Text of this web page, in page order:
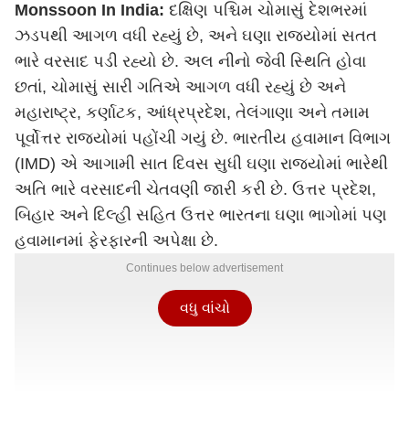
Monssoon In India: દક્ષિણ પશ્ચિમ ચોમાસું દેશભરમાં
ઝડપથી આગળ વધી રહ્યું છે, અને ઘણા રાજ્યોમાં સતત
ભારે વરસાદ પડી રહ્યો છે. અલ ​​નીનો જેવી સ્થિતિ હોવા
છતાં, ચોમાસું સારી ગતિએ આગળ વધી રહ્યું છે અને
મહારાષ્ટ્ર, કર્ણાટક, આંધ્રપ્રદેશ, તેલંગાણા અને તમામ
પૂર્વોત્તર રાજ્યોમાં પહોંચી ગયું છે. ભારતીય હવામાન વિભાગ
(IMD) એ આગામી સાત દિવસ સુધી ઘણા રાજ્યોમાં ભારેથી
અતિ ભારે વરસાદની ચેતવણી જારી કરી છે. ઉત્તર પ્રદેશ,
બિહાર અને દિલ્હી સહિત ઉત્તર ભારતના ઘણા ભાગોમાં પણ
હવામાનમાં ફેરફારની અપેક્ષા છે.
Continues below advertisement
વધુ વાંચો